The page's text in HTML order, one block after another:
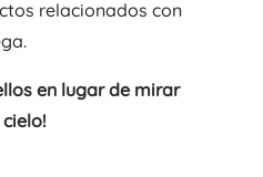
relacionados con
en lugar de mirar